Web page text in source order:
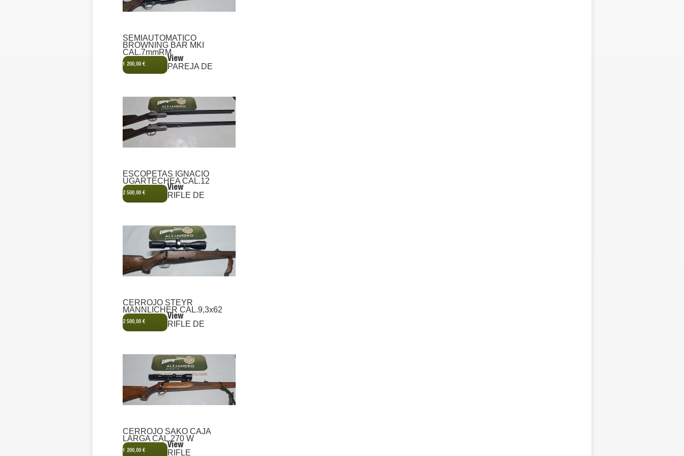
SEMIAUTOMATICO
BROWNING BAR MKI
CAL.7mmRM
1 200,00 €
View
PAREJA DE
ESCOPETAS IGNACIO
UGARTECHEA CAL.12
2 500,00 €
View
RIFLE DE
CERROJO STEYR
MANNLICHER CAL.9,3x62
2 500,00 €
View
RIFLE DE
CERROJO SAKO CAJA
LARGA CAL.270 W
1 200,00 €
View
RIFLE